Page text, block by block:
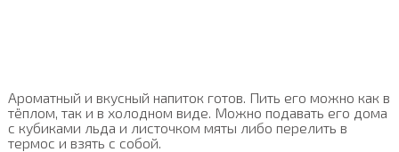
Ароматный и вкусный напиток готов. Пить его можно как в
тёплом, так и в холодном виде. Можно подавать его дома
с кубиками льда и листочком мяты либо перелить в
термос и взять с собой.